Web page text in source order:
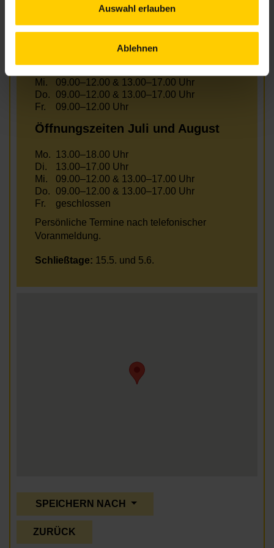
Auswahl erlauben
Ablehnen
Öffnungszeiten Juni
Mi.
09.00–12.00 & 13.00–17.00 Uhr
Do.
09.00–12.00 & 13.00–17.00 Uhr
Fr.
09.00–12.00 Uhr
Öffnungszeiten Juli und August
Mo. 13.00–18.00 Uhr
Di.
13.00–17.00 Uhr
Mi.
09.00–12.00 & 13.00–17.00 Uhr
Do.
09.00–12.00 & 13.00–17.00 Uhr
Fr.
geschlossen
Persönliche Termine nach telefonischer
Voranmeldung.
Schließtage: 15.5. und 5.6.
SPEICHERN NACH
ZURÜCK